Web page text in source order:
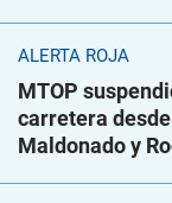
ALERTA ROJA
MTOP
carretera
Maldonado y